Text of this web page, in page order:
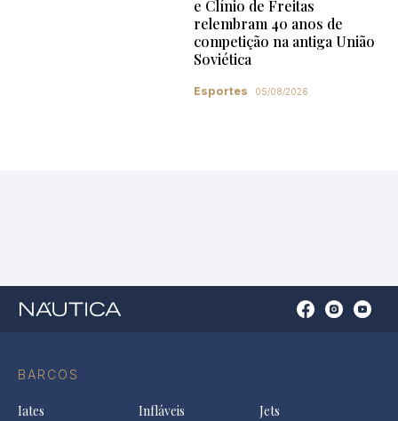
e Clínio de Freitas
relembram 40 anos de
competição na antiga União
Soviética
Esportes 05/08/2026
BARCOS
Iates Infláveis
Jets
OpenOpenOpen